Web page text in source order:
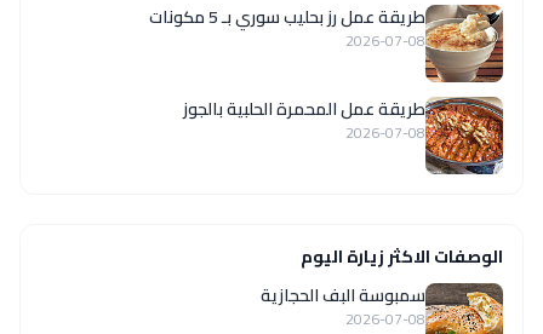
طريقة عمل رز بحليب سوري بـ 5 مكونات
2026-07-08
طريقة عمل المحمرة الحلبية بالجوز
2026-07-08
الوصفات الاكثر زيارة اليوم
سمبوسة البف الحجازية
2026-07-08